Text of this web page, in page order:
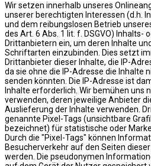
Wir setzen innerhalb unseres
unserer berechtigten Interessen (d.h.
und dem reibungslosen Betrieb
des Art. 6 Abs. 1 lit. f. DSGVO) Inhalts-
Drittanbietern ein, um deren Inhalte
Schriftarten einzubinden. Dies setzt
Drittanbieter dieser Inhalte, die IP-
da sie ohne die IP-Adresse die Inhalte
senden könnten. Die IP-Adresse ist
Inhalte erforderlich. Wir bemühen uns
verwenden, deren jeweilige Anbieter
Auslieferung der Inhalte verwenden.
genannte Pixel-Tags (unsichtbare
bezeichnet) für statistische oder
Durch die "Pixel-Tags" können
Besucherverkehr auf den Seiten
werden. Die pseudonymen